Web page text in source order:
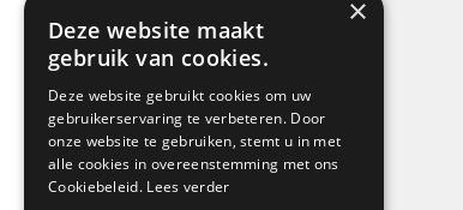
×
Deze website maakt
gebruik van cookies.
Deze website gebruikt cookies om uw
gebruikerservaring te verbeteren. Door
onze website te gebruiken, stemt u in met
alle cookies in overeenstemming met ons
Cookiebeleid. Lees verder